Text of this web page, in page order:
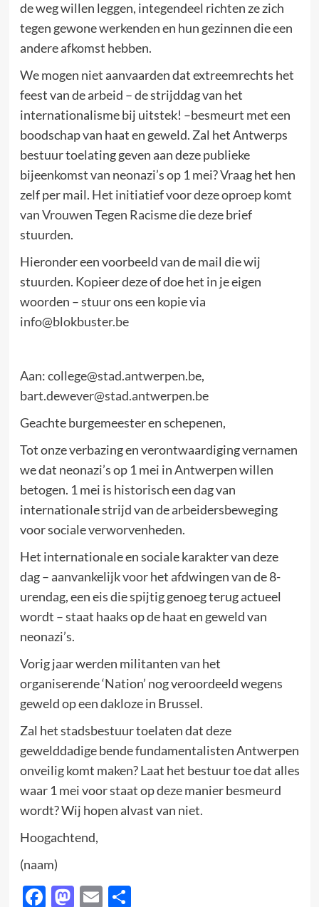
de weg willen leggen, integendeel richten ze zich
tegen gewone werkenden en hun gezinnen die een
andere afkomst hebben.
We mogen niet aanvaarden dat extreemrechts het
feest van de arbeid – de strijddag van het
internationalisme bij uitstek! –besmeurt met een
boodschap van haat en geweld. Zal het Antwerps
bestuur toelating geven aan deze publieke
bijeenkomst van neonazi’s op 1 mei? Vraag het hen
zelf per mail. Het initiatief voor deze oproep komt
van Vrouwen Tegen Racisme die deze brief
stuurden.
Hieronder een voorbeeld van de mail die wij
stuurden. Kopieer deze of doe het in je eigen
woorden – stuur ons een kopie via
info@blokbuster.be
Aan:college@stad.antwerpen.be,
bart.dewever@stad.antwerpen.be
Geachte burgemeester en schepenen,
Tot onze verbazing en verontwaardiging vernamen
we dat neonazi’s op 1 mei in Antwerpen willen
betogen. 1 mei is historisch een dag van
internationale strijd van de arbeidersbeweging
voor sociale verworvenheden.
Het internationale en sociale karakter van deze
dag – aanvankelijk voor het afdwingen van de 8-
urendag, een eis die spijtig genoeg terug actueel
wordt – staat haaks op de haat en geweld van
neonazi’s.
Vorig jaar werden militanten van het
organiserende ‘Nation’ nog veroordeeld wegens
geweld op een dakloze in Brussel.
Zal het stadsbestuur toelaten dat deze
gewelddadige bende fundamentalisten Antwerpen
onveilig komt maken? Laat het bestuur toe dat alles
waar 1 mei voor staat op deze manier besmeurd
wordt? Wij hopen alvast van niet.
Hoogachtend,
(naam)
Facebook
Mastodon
EmailDelen